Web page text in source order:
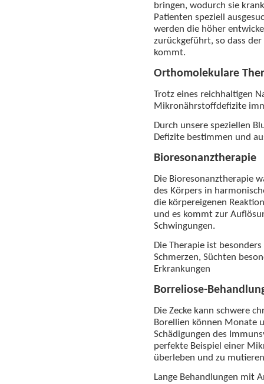
bringen, wodurch sie
Patienten speziell
werden die höher
zurückgeführt, so dass
kommt.
Orthomolekulare
Trotz eines reichhaltigen
Mikronährstoffdefizite
Durch unsere speziellen
Defizite bestimmen und
Bioresonanztherapie
Die Bioresonanztherapie
des Körpers in
die körpereigenen
und es kommt zur
Schwingungen.
Die Therapie ist
Schmerzen, Süchten
Erkrankungen
Borreliose-
Die Zecke kann schwere
Borellien können Monate
Schädigungen des
perfekte Beispiel einer
überleben und zu
Lange Behandlungen mit